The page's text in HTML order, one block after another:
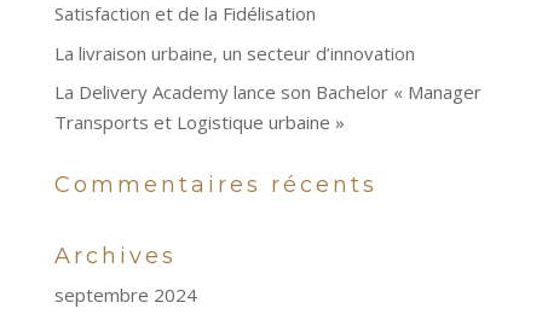
Satisfaction et de la Fidélisation
La livraison urbaine, un secteur d’innovation
La Delivery Academy lance son Bachelor « Manager
Transports et Logistique urbaine »
Commentaires récents
Archives
septembre 2024